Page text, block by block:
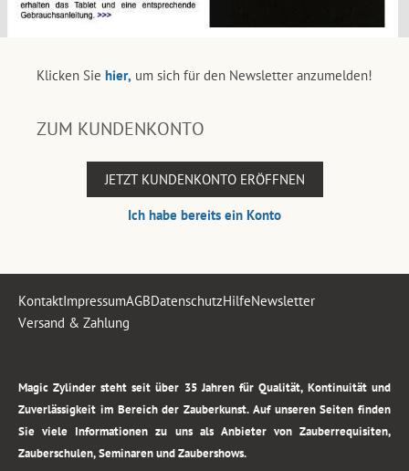
Klicken Sie hier, um sich für den Newsletter anzumelden!
ZUM KUNDENKONTO
JETZT KUNDENKONTO ERÖFFNEN
Ich habe bereits ein Konto
KontaktImpressumAGBDatenschutzHilfeNewsletter
Versand & Zahlung
Magic Zylinder steht seit über 35 Jahren für Qualität, Kontinuität und
Zuverlässigkeit im Bereich der Zauberkunst. Auf unseren Seiten finden
Sie viele Informationen zu uns als Anbieter von Zauberrequisiten,
Zauberschulen, Seminaren und Zaubershows.